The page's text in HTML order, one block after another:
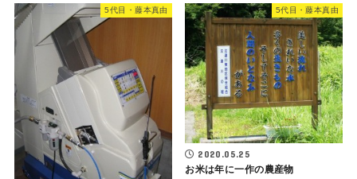
5代目・藤本真由 5代目・藤本真由
2020.05.25
お米は年に一作の農産物